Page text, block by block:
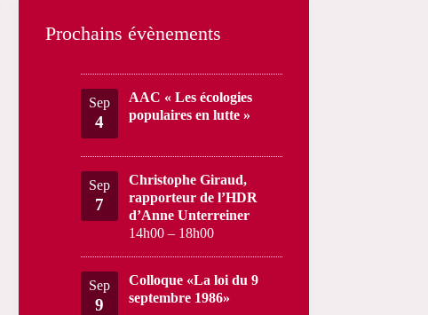
Prochains évènements
Sep
4
AAC « Les écologies
populaires en lutte »
Sep
7
Christophe Giraud,
rapporteur de l’HDR
d’Anne Unterreiner
14h00 – 18h00
Sep
9
Colloque «La loi du 9
septembre 1986»